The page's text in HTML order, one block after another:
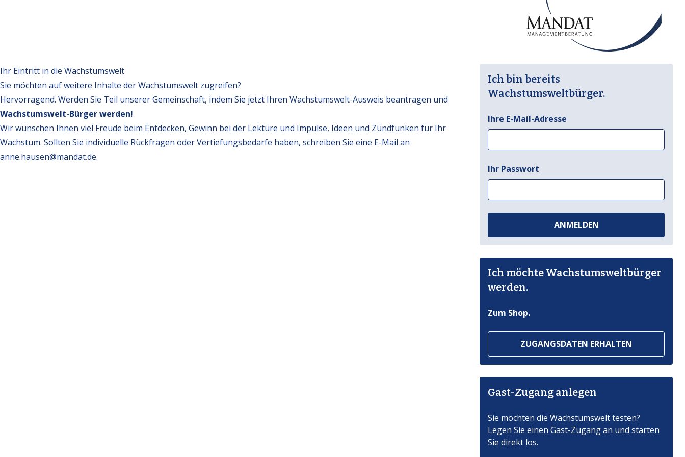
Ihr Eintritt in die Wachstumswelt
Sie möchten auf weitere Inhalte der Wachstumswelt zugreifen?
Hervorragend. Werden Sie Teil unserer Gemeinschaft, indem Sie jetzt Ihren Wachstumswelt-Ausweis beantragen und
Wachstumswelt-Bürger werden!
Wir wünschen Ihnen viel Freude beim Entdecken, Gewinn bei der Lektüre und Impulse, Ideen und Zündfunken für Ihr
Wachstum. Sollten Sie individuelle Rückfragen oder Vertiefungsbedarfe haben, schreiben Sie eine E-Mail an
anne.hausen@mandat.de.
Ich bin bereits
Wachstumsweltbürger.
Ihre E-Mail-Adresse
Ihr Passwort
ANMELDEN
Ich möchte Wachstumsweltbürger
werden.
Zum Shop.
ZUGANGSDATEN ERHALTEN
Gast-Zugang anlegen
Sie möchten die Wachstumswelt testen?
Legen Sie einen Gast-Zugang an und starten
Sie direkt los.